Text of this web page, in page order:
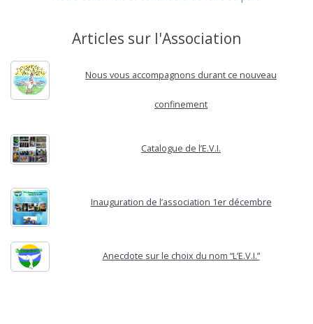
Articles sur l'Association
Nous vous accompagnons durant ce nouveau
confinement
Catalogue de l’E.V.I.
Inauguration de l’association 1er décembre
Anecdote sur le choix du nom “L’E.V.I.”